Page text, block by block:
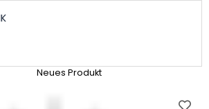
Neues Produkt